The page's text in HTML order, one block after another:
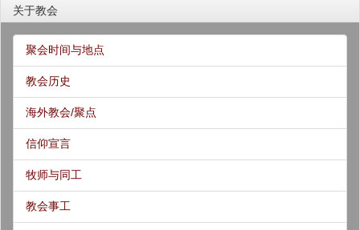
关于教会
聚会时间与地点
教会历史
海外教会/聚点
信仰宣言
牧师与同工
教会事工